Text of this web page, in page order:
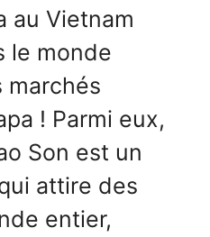
au Vietnam
le monde
marchés
! Parmi eux,
Son est un
attire des
entier,